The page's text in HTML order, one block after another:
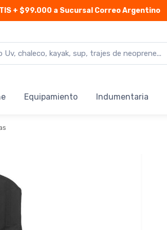
+ $99.000 a Sucursal Correo Argentino
Equipamiento Indumentaria